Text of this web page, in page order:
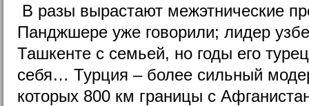
В разы вырастают межэтнические
Панджшере уже говорили; лидер
Ташкенте с семьей, но годы его
себя… Турция – более сильный
которых 800 км границы с